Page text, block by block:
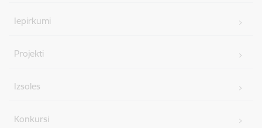
Iepirkumi
Projekti
Izsoles
Konkursi